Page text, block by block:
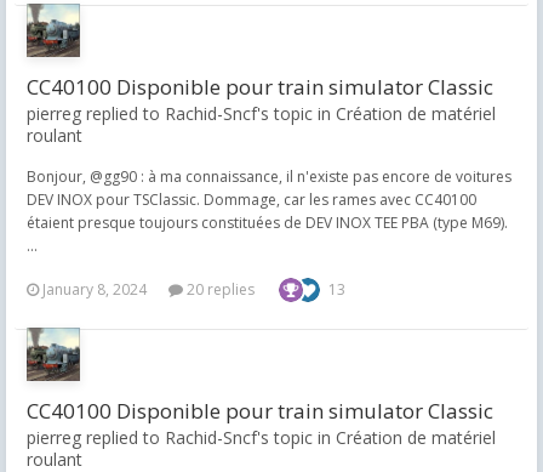
CC40100 Disponible pour train simulator Classic
pierreg replied to Rachid-Sncf's topic in Création de matériel
roulant
Bonjour, @gg90 : à ma connaissance, il n'existe pas encore de voitures
DEV INOX pour TSClassic. Dommage, car les rames avec CC40100
étaient presque toujours constituées de DEV INOX TEE PBA (type M69).
...
January 8, 2024 20 replies 13
CC40100 Disponible pour train simulator Classic
pierreg replied to Rachid-Sncf's topic in Création de matériel
roulant